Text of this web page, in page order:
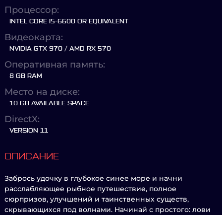
Процессор:
INTEL CORE I5-6600 OR EQUIVALENT
Видеокарта:
NVIDIA GTX 970 / AMD RX 570
Оперативная память:
8 GB RAM
Место на диске:
10 GB AVAILABLE SPACE
DirectX:
VERSION 11
ОПИСАНИЕ
Забрось удочку в глубокое синее море и начни
расслабляющее рыбное путешествие, полное
сюрпризов, улучшений и таинственных существ,
скрывающихся под волнами. Начинай с простого: лови